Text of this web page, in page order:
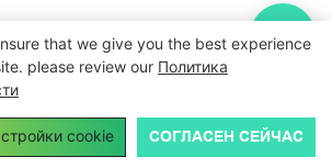
Тест на силу всасывания ✅ Проверка
работа. Проверенное
на OEM и ODM заказы.
#ЗаводскиеИзмерения
2024
that we give you the best experience
please review our Политика
cookie СОГЛАСЕН СЕЙЧАС